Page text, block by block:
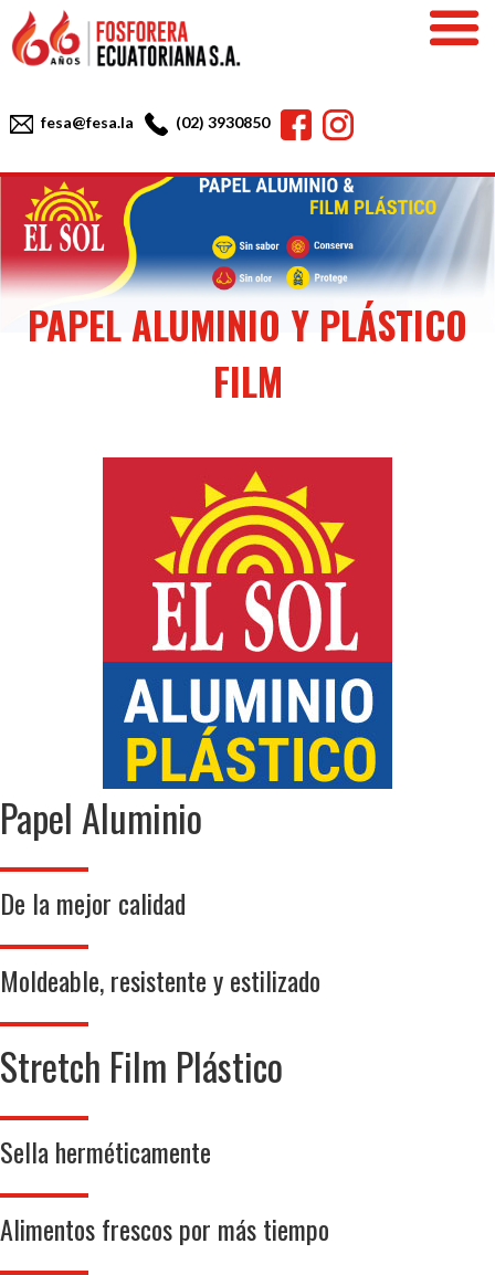
Skip
to
content
fesa@fesa.la (02) 3930850 FacebookInstagram
PAPEL ALUMINIO Y PLÁSTICO
FILM
Papel Aluminio
De la mejor calidad
Moldeable, resistente y estilizado
Stretch Film Plástico
Sella herméticamente
Alimentos frescos por más tiempo